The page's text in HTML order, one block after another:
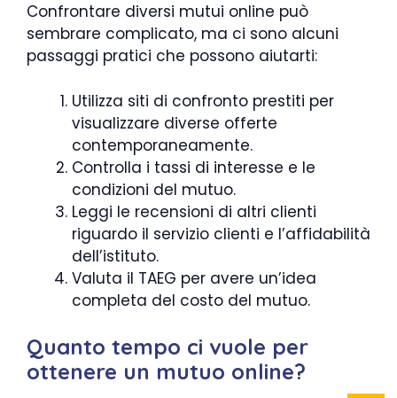
Confrontare diversi mutui online può
sembrare complicato, ma ci sono alcuni
passaggi pratici che possono aiutarti:
Utilizza siti di confronto prestiti per
visualizzare diverse offerte
contemporaneamente.
Controlla i tassi di interesse e le
condizioni del mutuo.
Leggi le recensioni di altri clienti
riguardo il servizio clienti e l’affidabilità
dell’istituto.
Valuta il TAEG per avere un’idea
completa del costo del mutuo.
Quanto tempo ci vuole per
ottenere un mutuo online?